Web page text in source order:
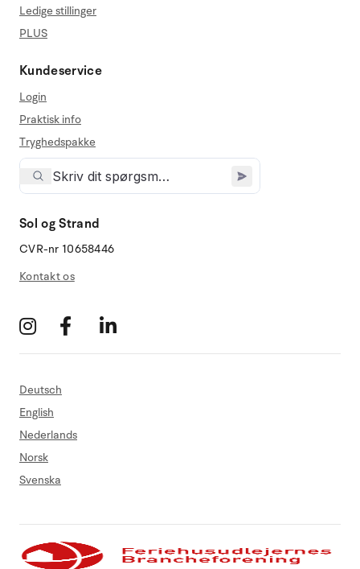
Ledige stillinger
PLUS
Kundeservice
Login
Praktisk info
Tryghedspakke
Sol og Strand
CVR-nr 10658446
Kontakt os
Deutsch
English
Nederlands
Norsk
Svenska